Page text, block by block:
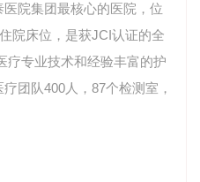
院集团最核心的医院，位
院床位，是获JCI认证的全
疗专业技术和经验丰富的护
团队400人，87个检测室，